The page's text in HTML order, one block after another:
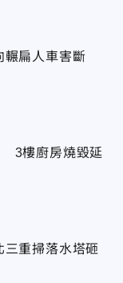
輾扁人車害斷
3樓廚房燒毀延
三重掃落水塔砸